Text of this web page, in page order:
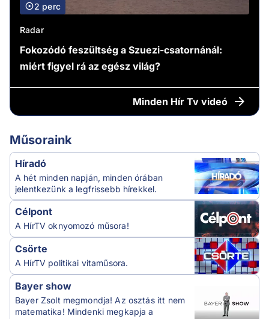
2 perc
Radar
Fokozódó feszültség a Szuezi-csatornánál:
miért figyel rá az egész világ?
Minden Hír Tv videó
Műsoraink
Híradó
A hét minden napján, minden órában
jelentkezünk a legfrissebb hírekkel.
Célpont
A HírTV oknyomozó műsora!
Csörte
A HírTV politikai vitaműsora.
Bayer show
Bayer Zsolt megmondja! Az osztás itt nem
matematika! Mindenki megkapja a